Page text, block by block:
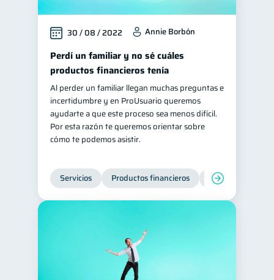
30 / 08 / 2022 Annie Borbón
Perdí un familiar y no sé cuáles
productos financieros tenía
Al perder un familiar llegan muchas preguntas e
incertidumbre y en ProUsuario queremos
ayudarte a que este proceso sea menos difícil.
Por esta razón te queremos orientar sobre
cómo te podemos asistir.
Servicios Productos financieros Inclusión